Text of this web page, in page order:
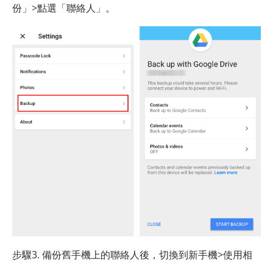
份」>點選「聯絡人」。
步驟3. 備份舊手機上的聯絡人後，切換到新手機>使用相